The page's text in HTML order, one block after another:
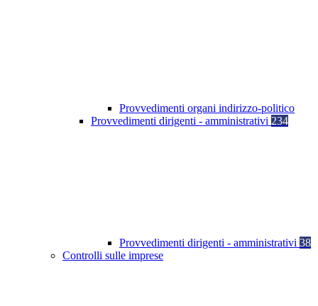
Provvedimenti organi indirizzo-politico
Provvedimenti dirigenti - amministrativi 234
Provvedimenti dirigenti - amministrativi 38
Controlli sulle imprese